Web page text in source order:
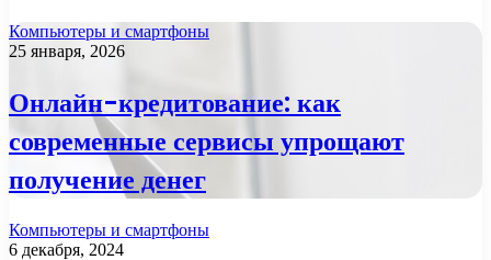
Компьютеры и смартфоны
25 января, 2026
Онлайн-кредитование: как
современные сервисы упрощают
получение денег
Компьютеры и смартфоны
6 декабря, 2024